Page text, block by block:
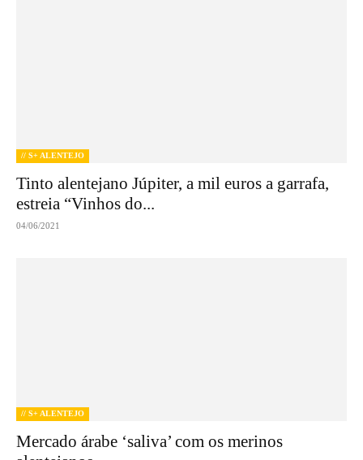
// S+ ALENTEJO
Tinto alentejano Júpiter, a mil euros a garrafa,
estreia “Vinhos do...
04/06/2021
// S+ ALENTEJO
Mercado árabe ‘saliva’ com os merinos